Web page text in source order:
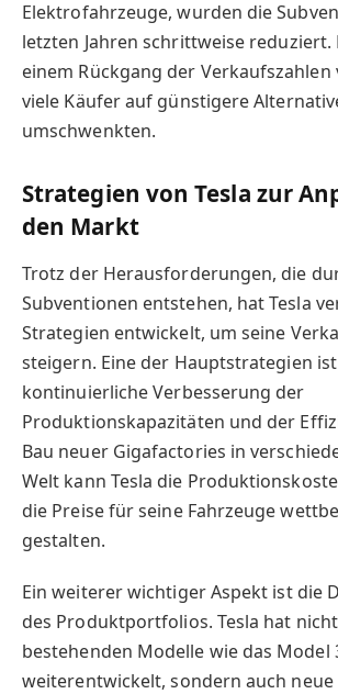
Elektrofahrzeuge, wurden die
letzten Jahren schrittweise reduziert.
einem Rückgang der Verkaufszahlen
viele Käufer auf günstigere
umschwenkten.
Strategien von Tesla zur
den Markt
Trotz der Herausforderungen, die
Subventionen entstehen, hat Tesla
Strategien entwickelt, um seine
steigern. Eine der Hauptstrategien
kontinuierliche Verbesserung der
Produktionskapazitäten und der
Bau neuer Gigafactories in
Welt kann Tesla die
die Preise für seine Fahrzeuge
gestalten.
Ein weiterer wichtiger Aspekt ist die
des Produktportfolios. Tesla hat
bestehenden Modelle wie das Model
weiterentwickelt, sondern auch